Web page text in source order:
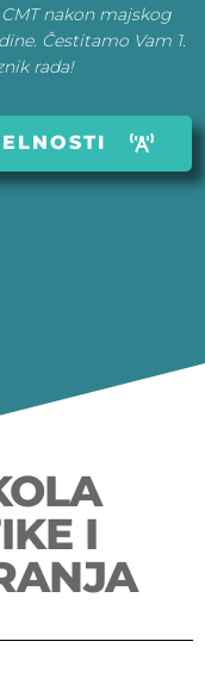
nakon majskog
Čestitamo Vam 1.
rada!
I